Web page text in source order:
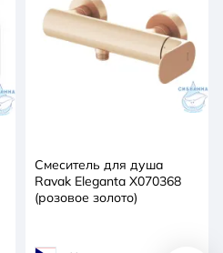
Смеситель для душа
Ravak Eleganta X070368
(розовое золото)